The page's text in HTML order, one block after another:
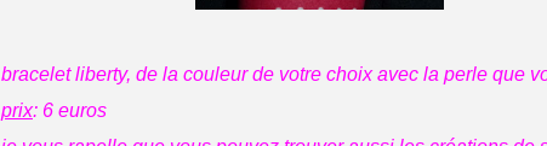
bracelet liberty, de la couleur de votre choix avec la perle que
prix: 6 euros